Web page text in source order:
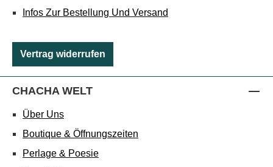
Infos Zur Bestellung Und Versand
Vertrag widerrufen
CHACHA WELT
Über Uns
Boutique & Öffnungszeiten
Perlage & Poesie